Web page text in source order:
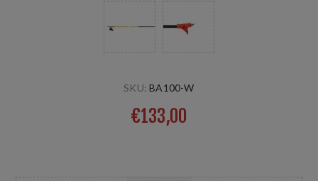
SKU: BA100-W
€133,00